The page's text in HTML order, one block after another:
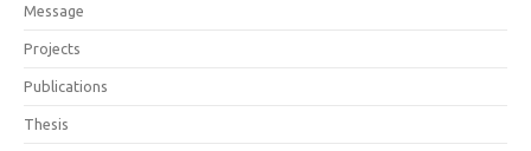
Message
Projects
Publications
Thesis